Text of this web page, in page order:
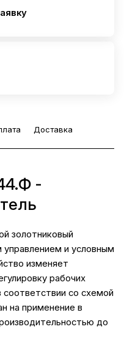
Доставка
-
золотниковый
и условным
изменяет
рабочих
со схемой
на применение в
до